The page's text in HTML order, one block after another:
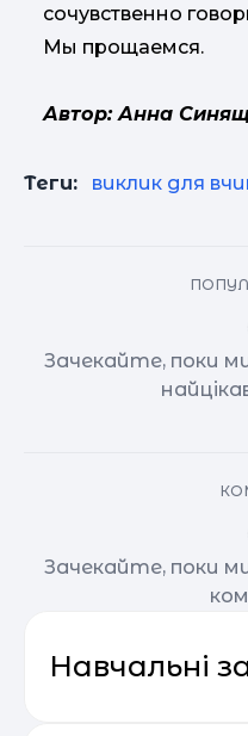
сочувственно
Мы прощаемся.
Автор: Анна
Теги: виклик для
Зачекайте, поки
Зачекайте, поки
Навчальні